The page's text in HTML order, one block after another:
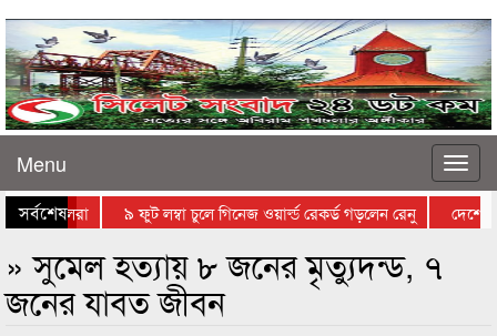
Menu
সর্বশেষ
ছেলেরা ৯ ফুট লম্বা চুলে গিনেজ ওয়ার্ল্ড রেকর্ড গড়লেন রেনু
দেশে
» সুমেল হত্যায় ৮ জনের মৃত্যুদন্ড, ৭
জনের যাবত জীবন